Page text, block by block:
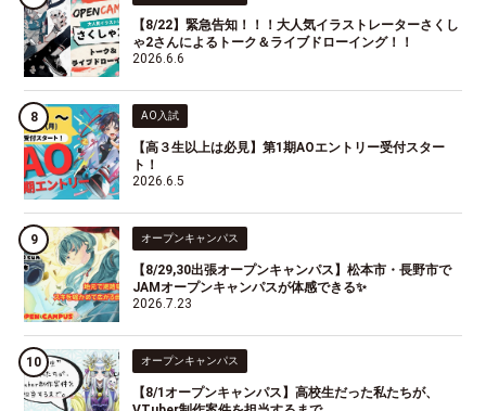
【8/22】緊急告知！！！大人気イラストレーターさくし
ゃ2さんによるトーク＆ライブドローイング！！
2026.6.6
AO入試
【高３生以上は必見】第1期AOエントリー受付スター
ト！
2026.6.5
オープンキャンパス
【8/29,30出張オープンキャンパス】松本市・長野市で
JAMオープンキャンパスが体感できる✨
2026.7.23
オープンキャンパス
【8/1オープンキャンパス】高校生だった私たちが、